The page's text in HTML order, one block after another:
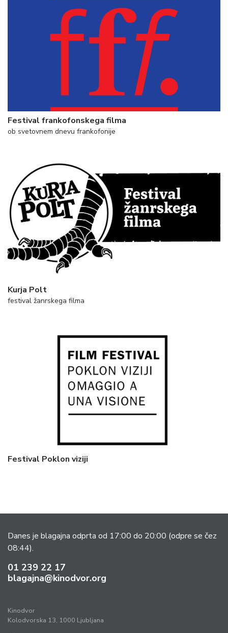
Festival frankofonskega filma
ob svetovnem dnevu frankofonije
Kurja Polt
festival žanrskega filma
Festival Poklon viziji
Danes je blagajna odprta od 17:00 do 20:00 (odpre se čez
08:44).
01 239 22 17
blagajna@kinodvor.org
Kinodvor
Kolodvorska 13, 1000 Ljubljana